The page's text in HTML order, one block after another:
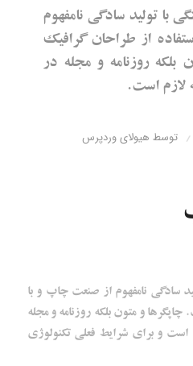
با تولید سادگی نامفهوم
از طراحان گرافیک
روزنامه و مجله در
لازم است.
/ توسط هیولای وردپرس
سادگی نامفهوم از صنعت چاپ و با
و متون بلکه روزنامه و مجله
و برای شرایط فعلی تکنولوژی